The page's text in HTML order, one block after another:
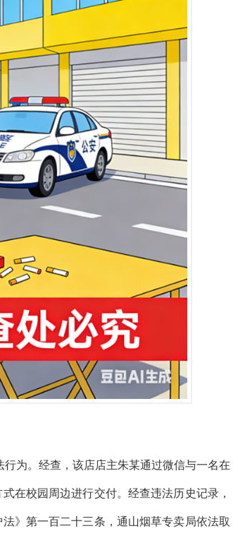
行为。经查，该店店主朱某通过微信与一名在
在校园周边进行交付。经查违法历史记录，
》第一百二十三条，通山烟草专卖局依法取